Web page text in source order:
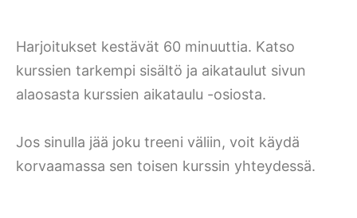
Harjoitukset kestävät 60 minuuttia. Katso
kurssien tarkempi sisältö ja aikataulut sivun
alaosasta kurssien aikataulu -osiosta.
Jos sinulla jää joku treeni väliin, voit käydä
korvaamassa sen toisen kurssin yhteydessä.